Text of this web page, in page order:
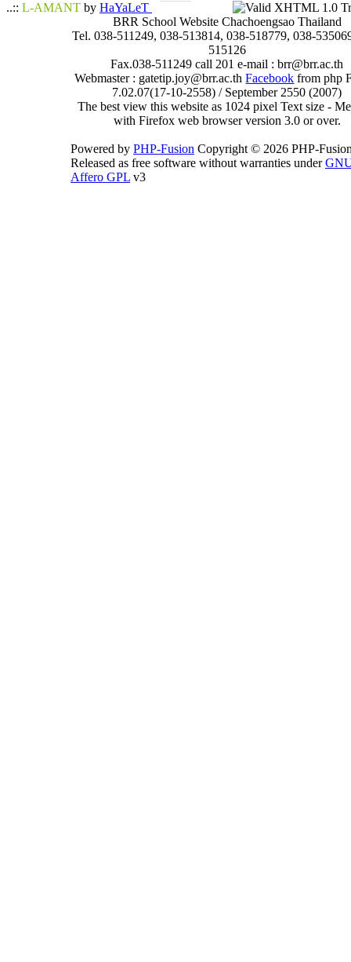
..:: L-AMANT by HaYaLeT
BRR School Website Chachoengsao Thailand
Tel. 038-511249, 038-513814, 038-518779, 038-
515126
Fax.038-511249 call 201 e-mail : brr@brr.ac.th
Webmaster : gatetip.joy@brr.ac.thFacebook from php
7.02.07(17-10-2558) / September 2550 (2007)
The best view this website as 1024 pixel Text size -
with Firefox web browser version 3.0 or over.
Powered by PHP-Fusion Copyright © 2026 PHP-
Released as free software without warranties under
Affero GPL v3